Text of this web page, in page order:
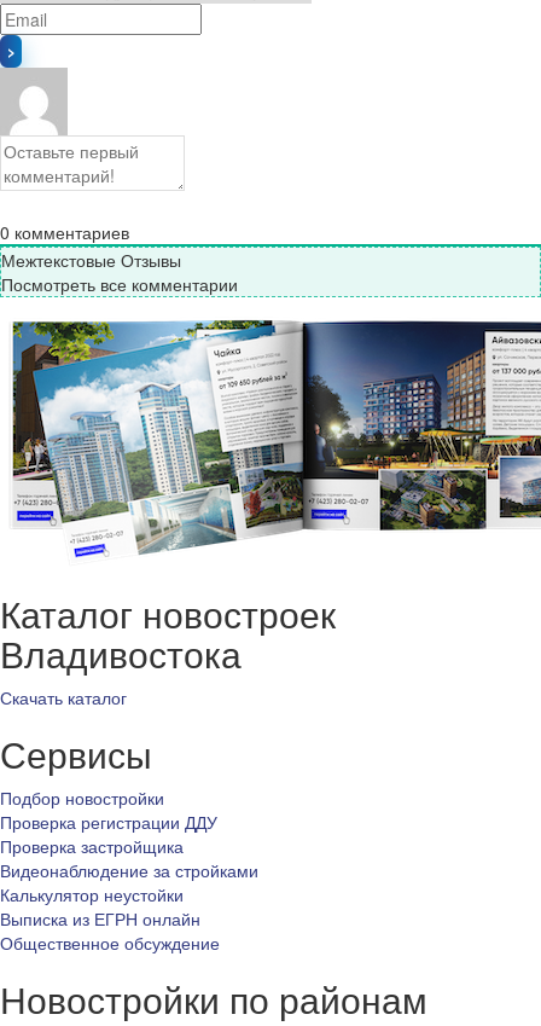
0 комментариев
Межтекстовые Отзывы
Посмотреть все комментарии
Каталог новостроек
Владивостока
Скачать каталог
Сервисы
Подбор новостройки
Проверка регистрации ДДУ
Проверка застройщика
Видеонаблюдение за стройками
Калькулятор неустойки
Выписка из ЕГРН онлайн
Общественное обсуждение
Новостройки по районам